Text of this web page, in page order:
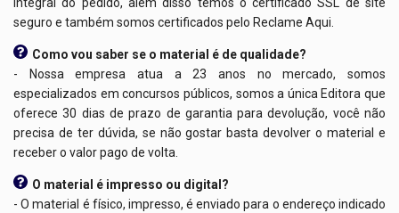
seguro e também somos certificados pelo Reclame Aqui.
Como vou saber se o material é de qualidade?
- Nossa empresa atua a 23 anos no mercado, somos
especializados em concursos públicos, somos a única Editora que
oferece 30 dias de prazo de garantia para devolução, você não
precisa de ter dúvida, se não gostar basta devolver o material e
receber o valor pago de volta.
O material é impresso ou digital?
- O material é físico, impresso, é enviado para o endereço indicado